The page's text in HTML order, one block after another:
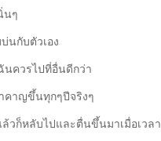
นๆ
นกับตัวเอง
นควรไปที่อื่นดีกว่า
คาญขึ้นทุกๆปีจริงๆ
วก็หลับไปและตื่นขึ้นมาเมื่อเวล